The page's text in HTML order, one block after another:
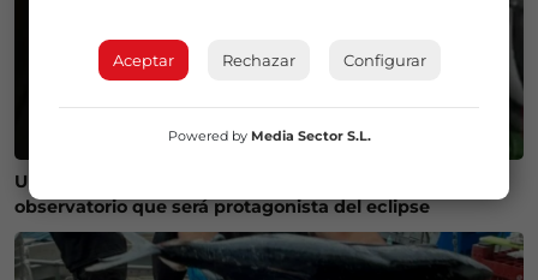
Un bilbaíno invierte 100.000 euros en crear un
observatorio que será protagonista del eclipse
Aceptar Rechazar Configurar
Powered by Media Sector S.L.